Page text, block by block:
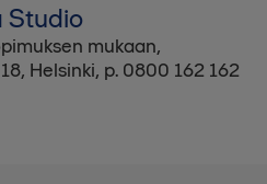
Studio
mukaan,
Helsinki, p. 0800 162 162